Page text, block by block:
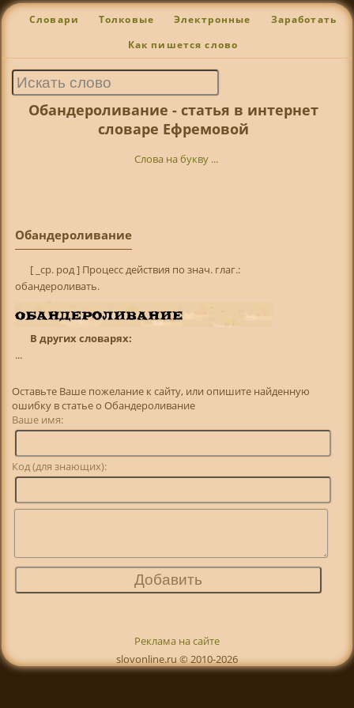
Словари Толковые Электронные Заработать
Как пишется слово
Обандероливание - статья в интернет
словаре Ефремовой
Слова на букву ...
Обандероливание
[ _ср. род ] Процесс действия по знач. глаг.:
обандероливать.
В других словарях:
...
Оставьте Ваше пожелание к сайту, или опишите найденную
ошибку в статье о Обандероливание
Ваше имя:
Код (для знающих):
Реклама на сайте
slovonline.ru © 2010-2026